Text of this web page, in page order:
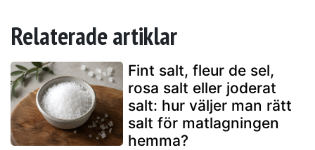
Relaterade artiklar
Fint salt, fleur de sel,
rosa salt eller joderat
salt: hur väljer man rätt
salt för matlagningen
hemma?